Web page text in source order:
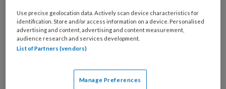
welke
organisatie
werk
je?
Untitled
Ontvang 2x per week de
Ontvang iedere zondag het
Use precise geolocation data. Actively scan device characteristics for
identification. Store and/or access information on a device. Personalised
advertising and content, advertising and content measurement,
audience research and services development.
List of Partners (vendors)
Manage Preferences